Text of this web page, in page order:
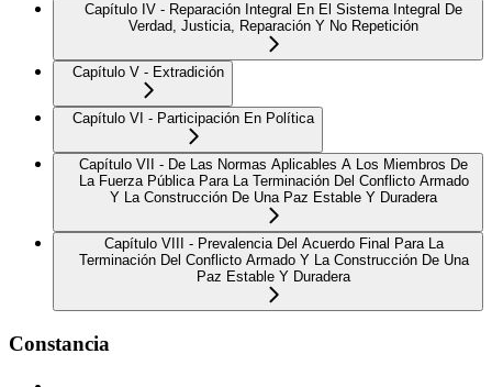
Capítulo IV - Reparación Integral En El Sistema Integral De
Verdad, Justicia, Reparación Y No Repetición
Capítulo V - Extradición
Capítulo VI - Participación En Política
Capítulo VII - De Las Normas Aplicables A Los Miembros De
La Fuerza Pública Para La Terminación Del Conflicto Armado
Y La Construcción De Una Paz Estable Y Duradera
Capítulo VIII - Prevalencia Del Acuerdo Final Para La
Terminación Del Conflicto Armado Y La Construcción De Una
Paz Estable Y Duradera
Constancia